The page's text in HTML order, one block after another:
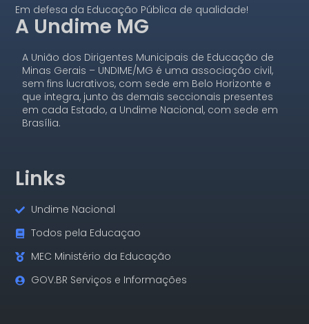
Em defesa da Educação Pública de qualidade!
A Undime MG
A União dos Dirigentes Municipais de Educação de
Minas Gerais – UNDIME/MG é uma associação civil,
sem fins lucrativos, com sede em Belo Horizonte e
que integra, junto às demais seccionais presentes
em cada Estado, a Undime Nacional, com sede em
Brasília.
Links
Undime Nacional
Todos pela Educaçao
MEC Ministério da Educação
GOV.BR Serviços e Informações